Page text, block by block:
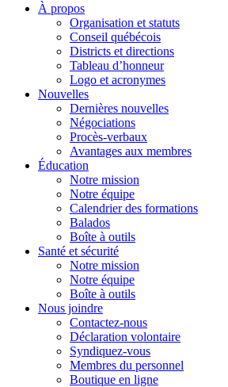
À propos
Organisation et statuts
Conseil québécois
Districts et directions
Tableau d’honneur
Logo et acronymes
Nouvelles
Dernières nouvelles
Négociations
Procès-verbaux
Avantages aux membres
Éducation
Notre mission
Notre équipe
Calendrier des formations
Balados
Boîte à outils
Santé et sécurité
Notre mission
Notre équipe
Boîte à outils
Nous joindre
Contactez-nous
Déclaration volontaire
Syndiquez-vous
Membres du personnel
Boutique en ligne